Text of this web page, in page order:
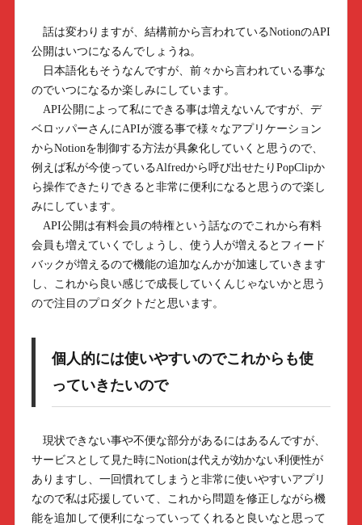
話は変わりますが、結構前から言われているNotionのAPI
公開はいつになるんでしょうね。
日本語化もそうなんですが、前々から言われている事な
のでいつになるか楽しみにしています。
API公開によって私にできる事は増えないんですが、デ
ベロッパーさんにAPIが渡る事で様々なアプリケーション
からNotionを制御する方法が具象化していくと思うので、
例えば私が今使っているAlfredから呼び出せたりPopClipか
ら操作できたりできると非常に便利になると思うので楽し
みにしています。
API公開は有料会員の特権という話なのでこれから有料
会員も増えていくでしょうし、使う人が増えるとフィード
バックが増えるので機能の追加なんかが加速していきます
し、これから良い感じで成長していくんじゃないかと思う
ので注目のプロダクトだと思います。
個人的には使いやすいのでこれからも使
っていきたいので
現状できない事や不便な部分があるにはあるんですが、
サービスとして見た時にNotionは代えが効かない利便性が
ありますし、一回慣れてしまうと非常に使いやすいアプリ
なので私は応援していて、これから問題を修正しながら機
能を追加して便利になっていってくれると良いなと思って